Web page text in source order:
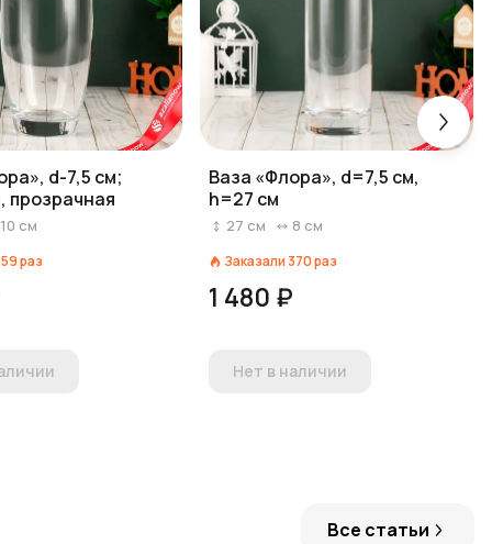
d-7,5 см;
прозрачная
10 см
раз
Ваза «Флора», d=7,5 см,
h=27 см
27 см 8 см
Заказали 370раз
1 480 ₽
Нет в наличии
Все статьи